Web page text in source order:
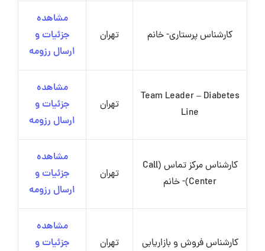
کارشناس پرستاری- خانم تهران
مشاهده
جزئیات و
ارسال رزومه
Team Leader – Diabetes
Line
تهران
مشاهده
جزئیات و
ارسال رزومه
کارشناس مرکز تماس (Call
Center)- خانم
تهران
مشاهده
جزئیات و
ارسال رزومه
کارشناس فروش و بازاریابی تهران
مشاهده
جزئیات و